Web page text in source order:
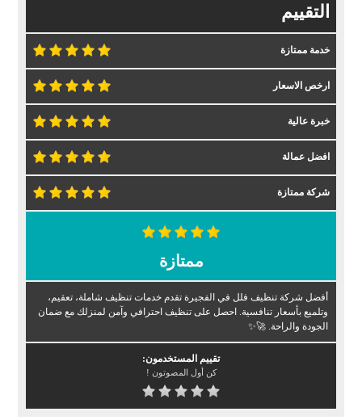
التقييم
خدمة ممتازة
ارخص الاسعار
خبرة عالية
افضل عمالة
شركة ممتازة
ممتازة
أفضل شركة تنظيف فلل في الفجيرة تقدم خدمات تنظيف شاملة، تعقيم،
وتلميع بأسعار تنافسية. احصل على تنظيف احترافي وآمن لمنزلك مع ضمان
الجودة والراحة. 🚀✨
تقييم المستخدمون:
كن أول المصوتون !